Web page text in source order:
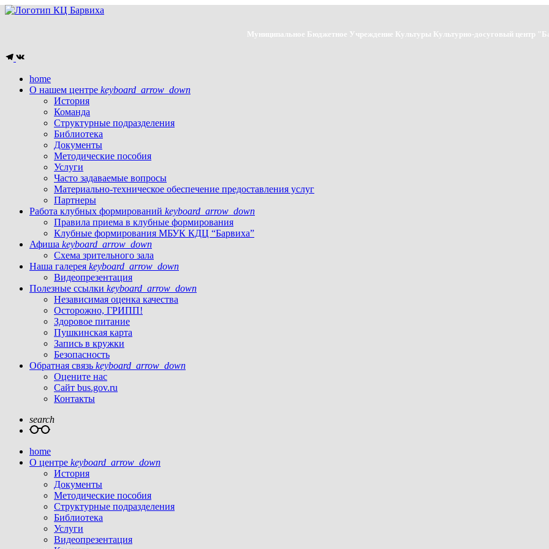
Муниципальное Бюджетное Учреждение Культуры Культурно-досуговый центр
home
О нашем центре keyboard_arrow_down
История
Команда
Структурные подразделения
Библиотека
Документы
Методические пособия
Услуги
Часто задаваемые вопросы
Материально-техническое обеспечение предоставления услуг
Партнеры
Работа клубных формирований keyboard_arrow_down
Правила приема в клубные формирования
Клубные формирования МБУК КДЦ “Барвиха”
Афиша keyboard_arrow_down
Схема зрительного зала
Наша галерея keyboard_arrow_down
Видеопрезентация
Полезные ссылки keyboard_arrow_down
Независимая оценка качества
Осторожно, ГРИПП!
Здоровое питание
Пушкинская карта
Запись в кружки
Безопасность
Обратная связь keyboard_arrow_down
Оцените нас
Сайт bus.gov.ru
Контакты
search
home
О центре keyboard_arrow_down
История
Документы
Методические пособия
Структурные подразделения
Библиотека
Услуги
Видеопрезентация